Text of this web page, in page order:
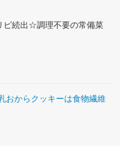
ピ続出☆調理不要の常備菜